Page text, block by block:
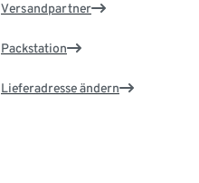
Versandpartner
Packstation
Lieferadresse ändern